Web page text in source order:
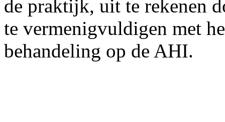
de praktijk, uit te rekenen
te vermenigvuldigen met
behandeling op de AHI.